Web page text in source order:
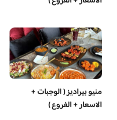
منيو بيراديز ( الوجبات +
الاسعار + الفروع )